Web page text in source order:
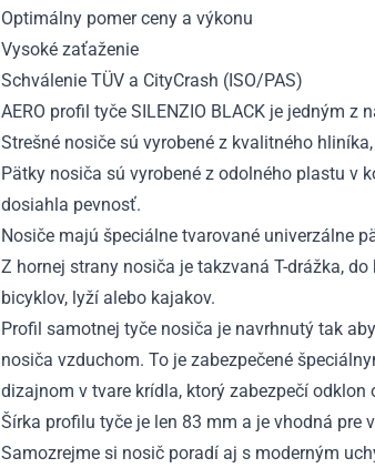
Optimálny pomer ceny a výkonu
Vysoké zaťaženie
Schválenie TÜV a CityCrash (ISO/PAS)
AERO profil tyče SILENZIO BLACK je jedným
Strešné nosiče sú vyrobené z kvalitného
Pätky nosiča sú vyrobené z odolného plastu v
dosiahla pevnosť.
Nosiče majú špeciálne tvarované univerzálne
Z hornej strany nosiča je takzvaná T-drážka,
bicyklov, lyží alebo kajakov.
Profil samotnej tyče nosiča je navrhnutý tak
nosiča vzduchom. To je zabezpečené
dizajnom v tvare krídla, ktorý zabezpečí
Šírka profilu tyče je len 83 mm a je vhodná pre
Samozrejme si nosič poradí aj s moderným